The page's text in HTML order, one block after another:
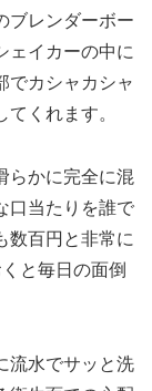
ブレンダーボー
ェイカーの中に
でカシャカシャ
くれます。
らかに完全に混
口当たりを誰で
数百円と非常に
と毎日の面倒
流水でサッと洗